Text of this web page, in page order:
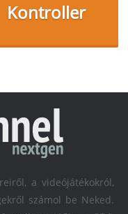
Kontroller
a videójátékokról,
számol be Neked.